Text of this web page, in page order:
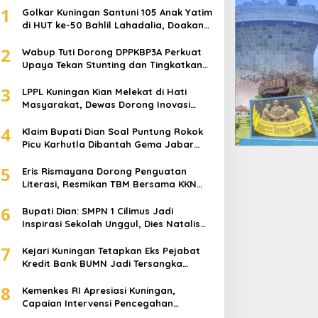
Informasi Transportasi
Transportasi Kuningan ke
August 2020
Rismayana Dorong
Literasi,
UIN Sunan Kalijaga di
Golkar Kuningan Santuni
105 Anak Yatim di HUT ke-
Doakan Partai Semakin
Berjaya
1
Golkar Kuningan Santuni 105 Anak Yatim
di HUT ke-50 Bahlil Lahadalia, Doakan
2
Wabup Tuti Dorong DPPKBP3A Perkuat
Upaya Tekan Stunting dan Tingkatkan
3
LPPL Kuningan Kian Melekat di Hati
Masyarakat, Dewas Dorong Inovasi
4
Klaim Bupati Dian Soal Puntung Rokok
Picu Karhutla Dibantah Gema Jabar
5
Eris Rismayana Dorong Penguatan
Literasi, Resmikan TBM Bersama KKN
6
Bupati Dian: SMPN 1 Cilimus Jadi
Inspirasi Sekolah Unggul, Dies Natalis
7
Kejari Kuningan Tetapkan Eks Pejabat
Kredit Bank BUMN Jadi Tersangka
8
Kemenkes RI Apresiasi Kuningan,
Capaian Intervensi Pencegahan